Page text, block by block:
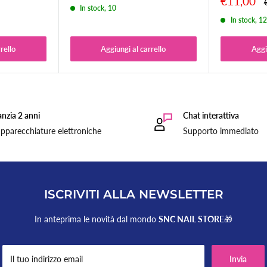
In stock, 10
Aggiungi al carrello
scontato
In stock, 12
2 anni
elettroniche
Chat interattiva
Supporto immediato
ISCRIVITI ALLA NEWSLETTER
In anteprima le novità dal mondo SNC NAIL STORE🎁
Il tuo indirizzo email Invia